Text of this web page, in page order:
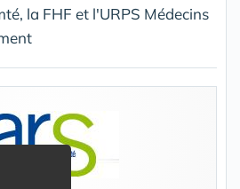
la FHF et l'URPS Médecins